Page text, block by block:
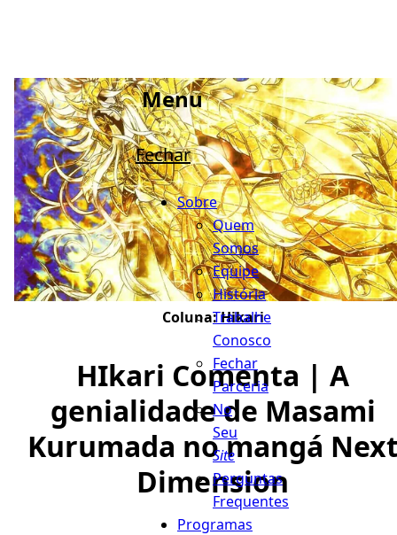
Menu
Fechar
Sobre
Quem
Somos
Equipe
História
Trabalhe
Conosco
Fechar
Parceria
No
Seu
Site
Perguntas
Frequentes
Programas
Coluna:Hikari
HIkari Comenta | A
genialidade de Masami
Kurumada no mangá
Dimension